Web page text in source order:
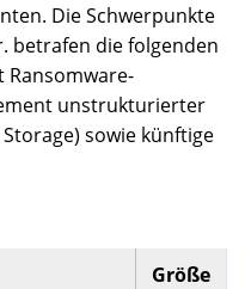
Die Schwerpunkte
betrafen die folgenden
Ransomware-
unstrukturierter
sowie künftige
Größe